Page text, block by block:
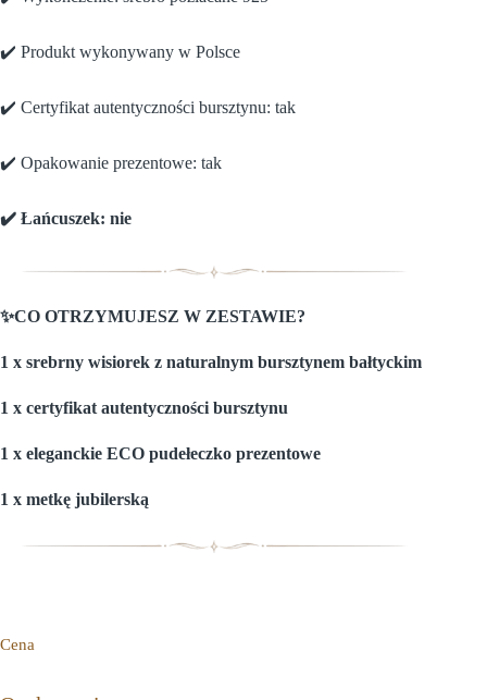
✔️ Produkt wykonywany w Polsce
✔️ Certyfikat autentyczności bursztynu: tak
✔️ Opakowanie prezentowe: tak
✔️ Łańcuszek: nie
✨CO OTRZYMUJESZ W ZESTAWIE?
1 x srebrny wisiorek z naturalnym bursztynem bałtyckim
1 x certyfikat autentyczności bursztynu
1 x eleganckie ECO pudełeczko prezentowe
1 x metkę jubilerską
Cena